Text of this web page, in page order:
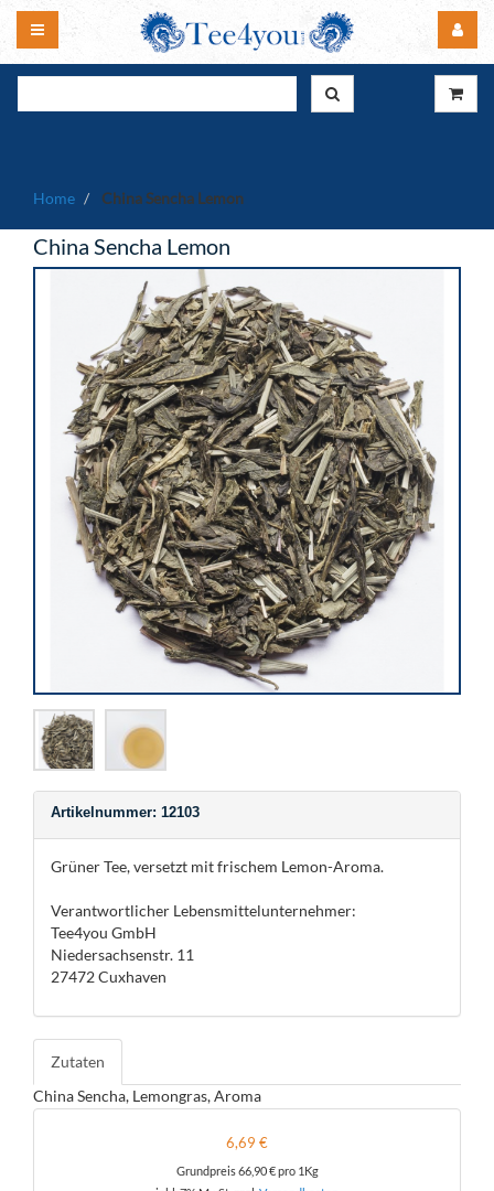
Home China Sencha Lemon
China Sencha Lemon
Artikelnummer: 12103
Grüner Tee, versetzt mit frischem Lemon-Aroma.
Verantwortlicher Lebensmittelunternehmer:
Tee4you GmbH
Niedersachsenstr. 11
27472 Cuxhaven
Zutaten
China Sencha, Lemongras, Aroma
6,69 €
Grundpreis66,90 €pro 1Kg